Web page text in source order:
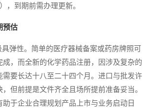
，到期前需办理更新。
预估
性。简单的医疗器械备案或药房牌照可
成，而全新的化学药品注册，因涉及复杂的
需要长达十八至二十四个月。进口与批发许
但前提是文件齐全且场所提前准备妥当。
助于企业合理规划产品上市与业务启动日